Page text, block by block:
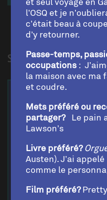
SECONDS VIOLONS
l’OSQ et je
c’était beau à
d’y retourner.
Passe-temps,
occupations :
la maison avec ma
et coudre.
Mets préféré ou
partager? Le pain
Lawson’s
Livre préféré?
Austen). J’ai
comme le
Film préféré?